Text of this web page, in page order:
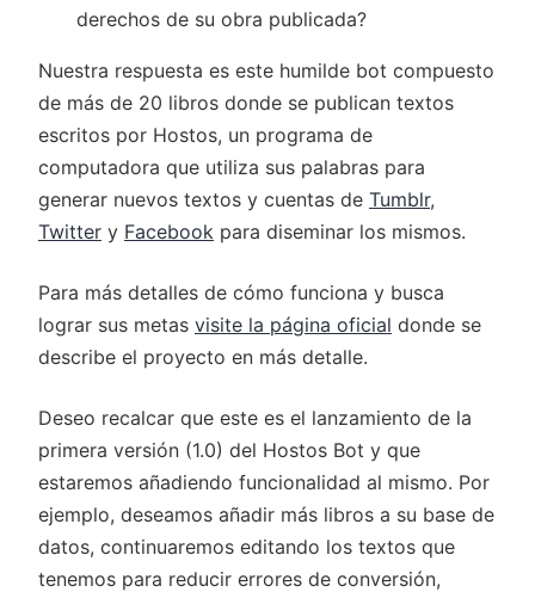
derechos de su obra publicada?
Nuestra respuesta es este humilde bot compuesto
de más de 20 libros donde se publican textos
escritos por Hostos, un programa de
computadora que utiliza sus palabras para
generar nuevos textos y cuentas de Tumblr,
Twitter y Facebook para diseminar los mismos.
Para más detalles de cómo funciona y busca
lograr sus metas visite la página oficial donde se
describe el proyecto en más detalle.
Deseo recalcar que este es el lanzamiento de la
primera versión (1.0) del Hostos Bot y que
estaremos añadiendo funcionalidad al mismo. Por
ejemplo, deseamos añadir más libros a su base de
datos, continuaremos editando los textos que
tenemos para reducir errores de conversión,